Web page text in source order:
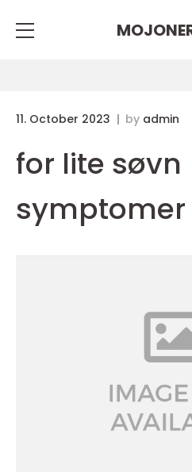
11. October 2023 by admin
for lite søvn
symptomer